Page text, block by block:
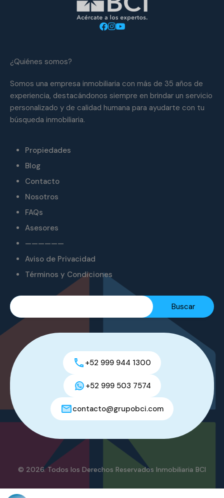
¿Quiénes somos?
Somos una empresa inmobiliaria con más de 35 años de
experiencia, destacándonos siempre en brindar un servicio
personalizado y de calidad humana para ayudarte con tu
búsqueda inmobiliaria.
Propiedades
Blog
Contacto
Nosotros
FAQs
Asesores
——————
Aviso de Privacidad
Términos y Condiciones
+52 999 944 1300
+52 999 503 7574
contacto@grupobci.com
© 2026. Todos los Derechos Reservados Inmobiliaria BCI